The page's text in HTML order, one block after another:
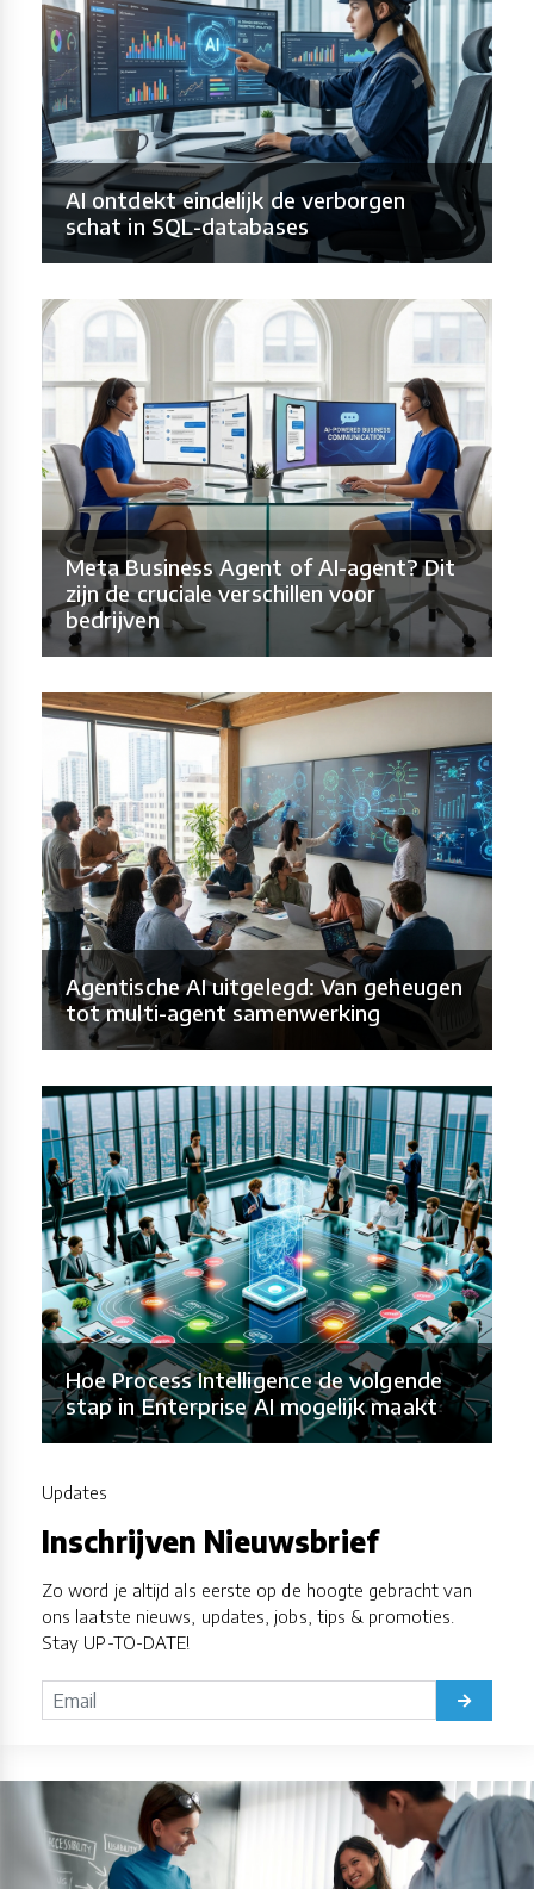
AI ontdekt eindelijk de verborgen
schat in SQL-databases
Meta Business Agent of AI-agent? Dit
zijn de cruciale verschillen voor
bedrijven
Agentische AI uitgelegd: Van geheugen
tot multi-agent samenwerking
Hoe Process Intelligence de volgende
stap in Enterprise AI mogelijk maakt
Updates
Inschrijven Nieuwsbrief
Zo word je altijd als eerste op de hoogte gebracht van
ons laatste nieuws, updates, jobs, tips & promoties.
Stay UP-TO-DATE!